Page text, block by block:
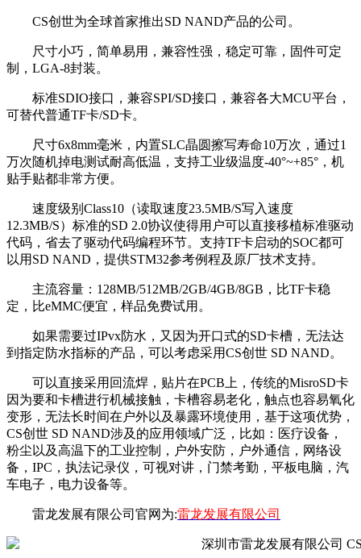
CS创世为全球首家推出SD NAND产品的公司。
尺寸小巧，简单易用，兼容性强，稳定可靠，固件可定
制，LGA-8封装。
标准SDIO接口，兼容SPI/SD接口，兼容各大MCU平台，
可替代普通TF卡/SD卡。
尺寸6x8mm毫米，内置SLC晶圆擦写寿命10万次，通过1
万次随机掉电测试耐高低温，支持工业级温度-40°~+85°，机
贴手贴都非常方便。
速度级别Class10（读取速度23.5MB/S写入速度
12.3MB/S）标准的SD 2.0协议使得用户可以直接移植标准驱动
代码，省去了驱动代码编程环节。支持TF卡启动的SOC都可
以用SD NAND，提供STM32参考例程及原厂技术支持。
主流容量：128MB/512MB/2GB/4GB/8GB，比TF卡稳
定，比eMMC便宜，样品免费试用。
如果需要过IPvx防水，又因为开口式的SD卡槽，无法达
到指定防水指标的产品，可以考虑采用CS创世 SD NAND。
可以直接采用回流焊，贴片在PCB上，传统的MisroSD卡
因为要和卡槽进行机械接触，卡槽容易老化，触点也容易氧化
变形，无法长时间在户外以及暴露环境使用，基于这项优势，
CS创世 SD NAND涉及的应用领域广泛，比如：医疗设备，
粉尘以及高温下的工业控制，户外安防，户外通信，网络设
备，IPC，执法记录仪，可视对讲，门禁考勤，平板电脑，汽
车电子，电力设备等。
雷龙发展有限公司官网为:雷龙发展有限公司